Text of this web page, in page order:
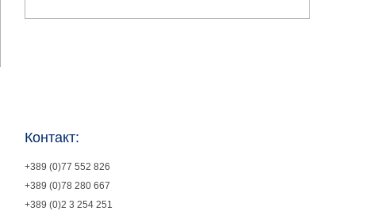
Контакт:
+389 (0)77 552 826
+389 (0)78 280 667
+389 (0)2 3 254 251